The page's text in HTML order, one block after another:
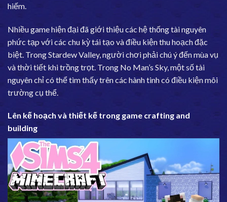
hiếm.
Nhiều game hiện đại đã giới thiệu các hệ thống tài nguyên
phức tạp với các chu kỳ tái tạo và điều kiện thu hoạch đặc
biệt. Trong Stardew Valley, người chơi phải chú ý đến mùa vụ
và thời tiết khi trồng trọt. Trong No Man’s Sky, một số tài
nguyên chỉ có thể tìm thấy trên các hành tinh có điều kiện môi
trường cụ thể.
Lên kế hoạch và thiết kế trong game crafting and
building